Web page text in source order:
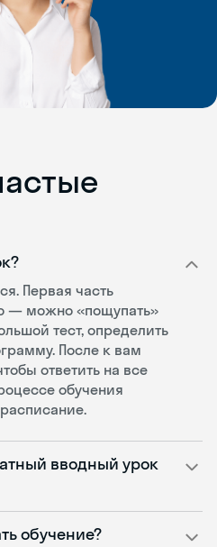
Первая часть
— можно «пощупать»
тест, определить
После к вам
ответить на все
обучения
вводный урок
обучение?